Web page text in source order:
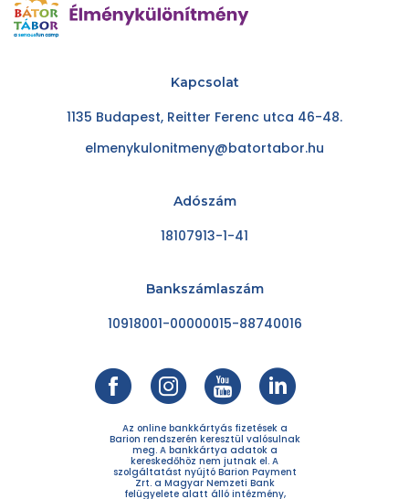
Kapcsolat
1135 Budapest, Reitter Ferenc utca 46-48.
elmenykulonitmeny@batortabor.hu
Adószám
18107913-1-41
Bankszámlaszám
10918001-00000015-88740016
Az online bankkártyás fizetések a
Barion rendszerén keresztül valósulnak
meg. A bankkártya adatok a
kereskedőhöz nem jutnak el. A
szolgáltatást nyújtó Barion Payment
Zrt. a Magyar Nemzeti Bank
felügyelete alatt álló intézmény,